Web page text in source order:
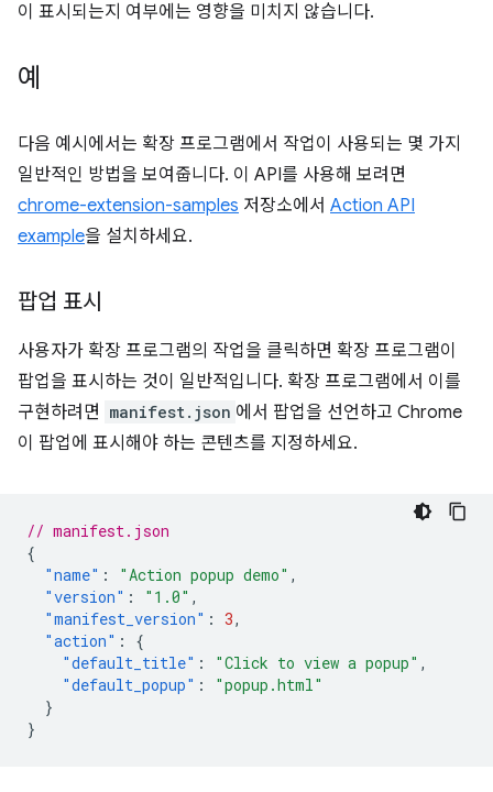
이 표시되는지 여부에는 영향을 미치지 않습니다.
예
다음 예시에서는 확장 프로그램에서 작업이 사용되는 몇 가지
일반적인 방법을 보여줍니다. 이 API를 사용해 보려면
chrome-extension-samples 저장소에서 Action API
example을 설치하세요.
팝업 표시
사용자가 확장 프로그램의 작업을 클릭하면 확장 프로그램이
팝업을 표시하는 것이 일반적입니다. 확장 프로그램에서 이를
구현하려면 manifest.json 에서 팝업을 선언하고 Chrome
이 팝업에 표시해야 하는 콘텐츠를 지정하세요.
// manifest.json
{
"name" : "Action popup demo" ,
"version" : "1.0" ,
"manifest_version" : 3,
"action" :
{
"default_title" : "Click to view a popup" ,
"default_popup" :
"popup.html"
}
}